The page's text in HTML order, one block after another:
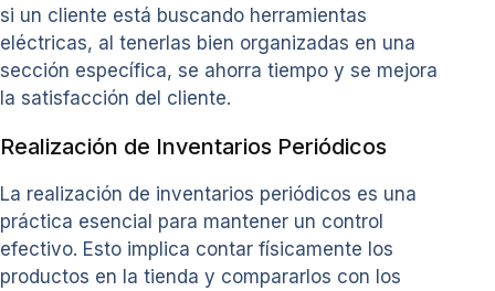
si un cliente está buscando herramientas
eléctricas, al tenerlas bien organizadas en una
sección específica, se ahorra tiempo y se mejora
la satisfacción del cliente.
Realización de Inventarios Periódicos
La realización de inventarios periódicos es una
práctica esencial para mantener un control
efectivo. Esto implica contar físicamente los
productos en la tienda y compararlos con los